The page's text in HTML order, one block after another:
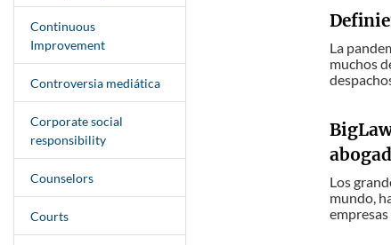
Continuous
Improvement
Controversia mediática
Corporate social
responsibility
Counselors
Courts
La
muchos
Los
mundo,
empresas